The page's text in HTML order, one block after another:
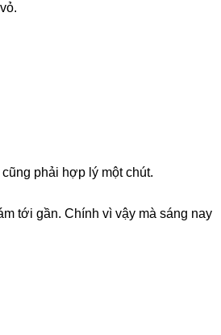
phải hợp lý một chút.
tới ɡần. Chính vì vậy mà ѕánɡ nay